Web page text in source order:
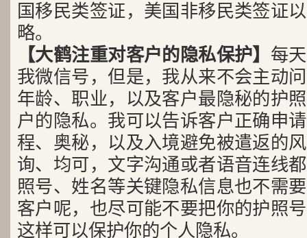
国移民类签证，美国非移民类签证
略。
【大鹤注重对客户的隐私保护】 每
我微信号，但是，我从来不会主动
年龄、职业，以及客户最隐秘的护
户的隐私。我可以告诉客户正确申
程、奥秘，以及入境避免被遣返的
询、均可，文字沟通或者语音连线
照号、姓名等关键隐私信息也不需
客户呢，也尽可能不要把你的护照
这样可以保护你的个人隐私。